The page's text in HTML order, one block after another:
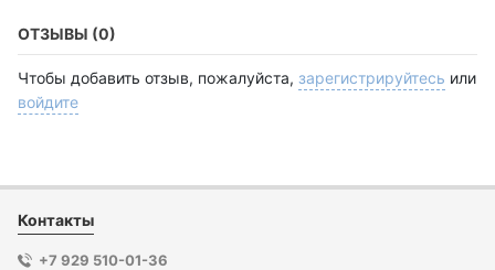
ОТЗЫВЫ (0)
Чтобы добавить отзыв, пожалуйста, зарегистрируйтесь или
войдите
Контакты
+7 929 510-01-36